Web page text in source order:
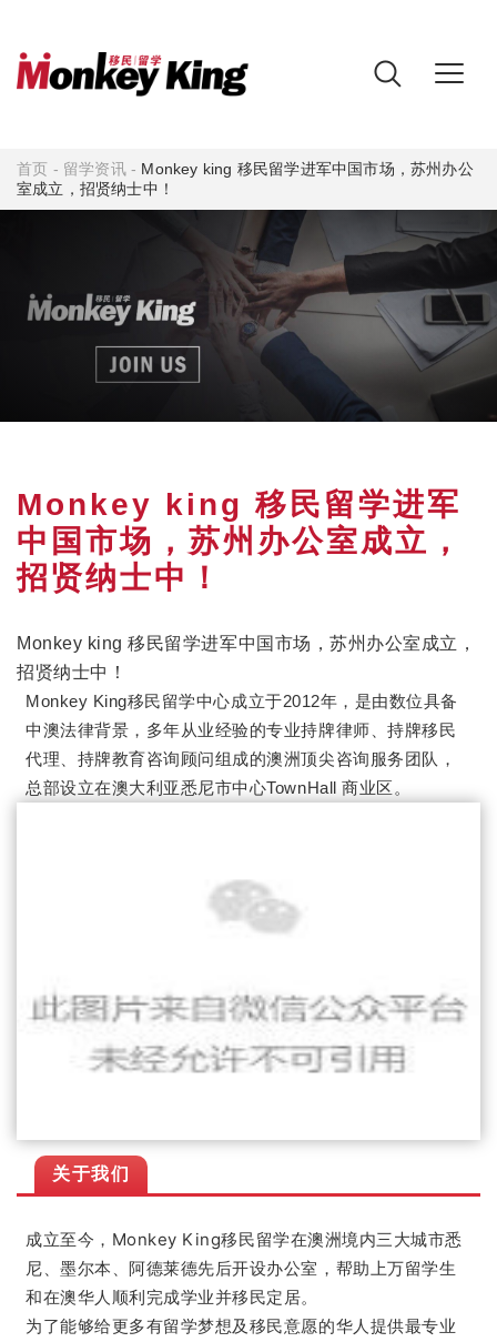
首页 - 留学资讯- Monkey king 移民留学进军中国市场，苏州办公
室成立，招贤纳士中！
Monkey king 移民留学进军
中国市场，苏州办公室成立，
招贤纳士中！
Monkey king 移民留学进军中国市场，苏州办公室成立，
招贤纳士中！
Monkey King移民留学中心成立于2012年，是由数位具备
中澳法律背景，多年从业经验的专业持牌律师、持牌移民
代理、持牌教育咨询顾问组成的澳洲顶尖咨询服务团队，
总部设立在澳大利亚悉尼市中心TownHall 商业区。
关于我们
成立至今，Monkey King移民留学在澳洲境内三大城市悉
尼、墨尔本、阿德莱德先后开设办公室，帮助上万留学生
和在澳华人顺利完成学业并移民定居。
为了能够给更多有留学梦想及移民意愿的华人提供最专业